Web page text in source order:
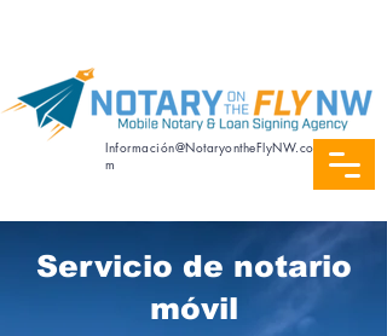
Información@NotaryontheFlyNW.co
m
Servicio de notario
móvil